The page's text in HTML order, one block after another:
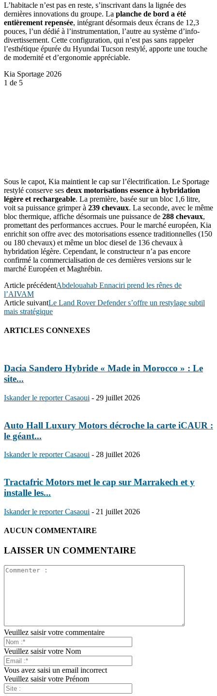
L’habitacle n’est pas en reste, s’inscrivant dans la lignée des
dernières innovations du groupe. La planche de bord a été
entièrement repensée, intégrant désormais deux écrans de 12,3
pouces, l’un dédié à l’instrumentation, l’autre au système d’info-
divertissement. Cette configuration, qui n’est pas sans rappeler
l’esthétique épurée du Hyundai Tucson restylé, apporte une touche
de modernité et d’ergonomie appréciable.
Kia Sportage 2026
1 de 5
Sous le capot, Kia maintient le cap sur l’électrification. Le Sportage
restylé conserve ses deux motorisations essence à hybridation
légère et rechargeable. La première, basée sur un bloc 1,6 litre,
voit sa puissance grimper à 239 chevaux. La seconde, avec le même
bloc thermique, affiche désormais une puissance de 288 chevaux,
promettant des performances accrues. Pour le marché européen, Kia
enrichit son offre avec des motorisations essence traditionnelles (150
ou 180 chevaux) et même un bloc diesel de 136 chevaux à
hybridation légère. Cependant, le constructeur n’a pas encore
confirmé la commercialisation de ces dernières versions sur le
marché Européen et Maghrébin.
Article précédentAbdelouahab Ennaciri prend les rênes de
l’AIVAM
Article suivantLe Land Rover Defender s’offre un restylage subtil
mais stratégique
ARTICLES CONNEXES
Dacia Sandero Hybride « Made in Morocco » : Le
site...
Iskander le reporter Casaoui - 29 juillet 2026
Auto Hall Luxury Motors décroche la carte iCAUR :
le géant...
Iskander le reporter Casaoui - 28 juillet 2026
Tractafric Motors met le cap sur Marrakech et y
installe les...
Iskander le reporter Casaoui - 21 juillet 2026
AUCUN COMMENTAIRE
LAISSER UN COMMENTAIRE
Veuillez saisir votre commentaire
Veuillez saisir votre Nom
Vous avez saisi un email incorrect
Veuillez saisir votre Prénom